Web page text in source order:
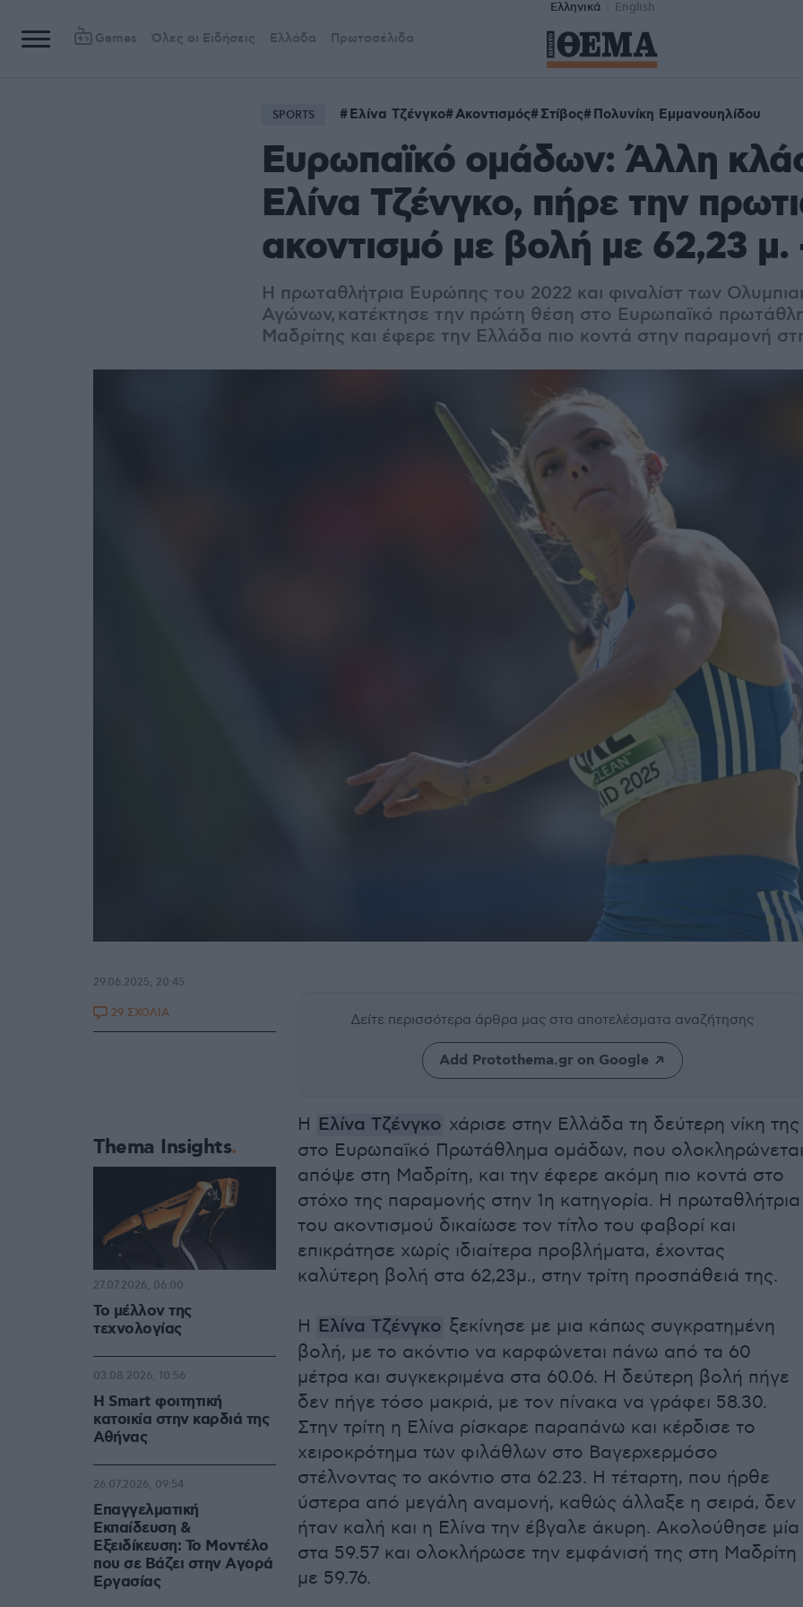
Ελληνικά English
Games Όλες οι Ειδήσεις Ελλάδα Πρωτοσέλιδα
SPORTS Ελίνα Τζένγκο Ακοντισμός Στίβος Πολυνίκη Εμμανουηλίδου
Ευρωπαϊκό ομάδων: Άλλη
Ελίνα Τζένγκο, πήρε την
ακοντισμό με βολή με 62,23 μ.
Η πρωταθλήτρια Ευρώπης του 2022 και φιναλίστ των
Αγώνων, κατέκτησε την πρώτη θέση στο Ευρωπαϊκό
Μαδρίτης και έφερε την Ελλάδα πιο κοντά στην παραμονή
Δείτε περισσότερα άρθρα μας στα αποτελέσματα αναζήτησης
Add Protothema.gr on Google
Η Ελίνα Τζένγκο χάρισε στην Ελλάδα τη δεύτερη νίκη της
στο Ευρωπαϊκό Πρωτάθλημα ομάδων, που ολοκληρώνεται
απόψε στη Μαδρίτη, και την έφερε ακόμη πιο κοντά στο
στόχο της παραμονής στην 1η κατηγορία. Η πρωταθλήτρια
του ακοντισμού δικαίωσε τον τίτλο του φαβορί και
επικράτησε χωρίς ιδιαίτερα προβλήματα, έχοντας
καλύτερη βολή στα 62,23μ., στην τρίτη προσπάθειά της.
Η Ελίνα Τζένγκο ξεκίνησε με μια κάπως συγκρατημένη
βολή, με το ακόντιο να καρφώνεται πάνω από τα 60
μέτρα και συγκεκριμένα στα 60.06. Η δεύτερη βολή πήγε
δεν πήγε τόσο μακριά, με τον πίνακα να γράφει 58.30.
Στην τρίτη η Ελίνα ρίσκαρε παραπάνω και κέρδισε το
χειροκρότημα των φιλάθλων στο Βαγερχερμόσο
στέλνοντας το ακόντιο στα 62.23. Η τέταρτη, που ήρθε
ύστερα από μεγάλη αναμονή, καθώς άλλαξε η σειρά, δεν
ήταν καλή και η Ελίνα την έβγαλε άκυρη. Ακολούθησε μία
στα 59.57 και ολοκλήρωσε την εμφάνισή της στη Μαδρίτη
με 59.76.
29.06.2025, 20:45
29 ΣΧΟΛΙΑ
Thema Insights
Το μέλλον της
τεχνολογίας
27.07.2026, 06:00
Η Smart φοιτητική
κατοικία στην καρδιά της
Αθήνας
03.08.2026, 10:56
Επαγγελματική
Εκπαίδευση &
Εξειδίκευση: Το Mοντέλο
που σε Bάζει στην Aγορά
Eργασίας
26.07.2026, 09:54